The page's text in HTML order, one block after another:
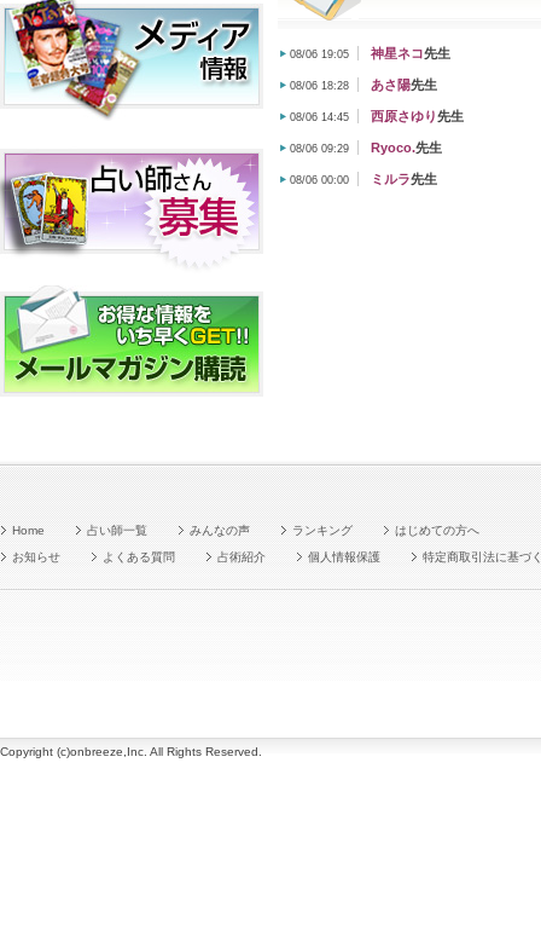
08/06 19:05 神星ネコ先生
08/06 18:28 あさ陽先生
08/06 14:45 西原さゆり先生
08/06 09:29 Ryoco.先生
08/06 00:00 ミルラ先生
Home 占い師一覧 みんなの声 ランキング
はじめての方へ
お知らせ
よくある質問 占術紹介 個人情報保護 特定商取引法に基づ
Copyright (c)onbreeze,Inc. All Rights Reserved.